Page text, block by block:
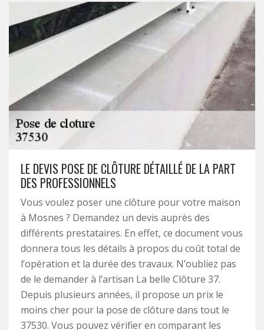
LE DEVIS POSE DE CLÔTURE DÉTAILLÉ DE LA PART
DES PROFESSIONNELS
Vous voulez poser une clôture pour votre maison
à Mosnes ? Demandez un devis auprès des
différents prestataires. En effet, ce document vous
donnera tous les détails à propos du coût total de
l’opération et la durée des travaux. N’oubliez pas
de le demander à l’artisan La belle Clôture 37.
Depuis plusieurs années, il propose un prix le
moins cher pour la pose de clôture dans tout le
37530. Vous pouvez vérifier en comparant les